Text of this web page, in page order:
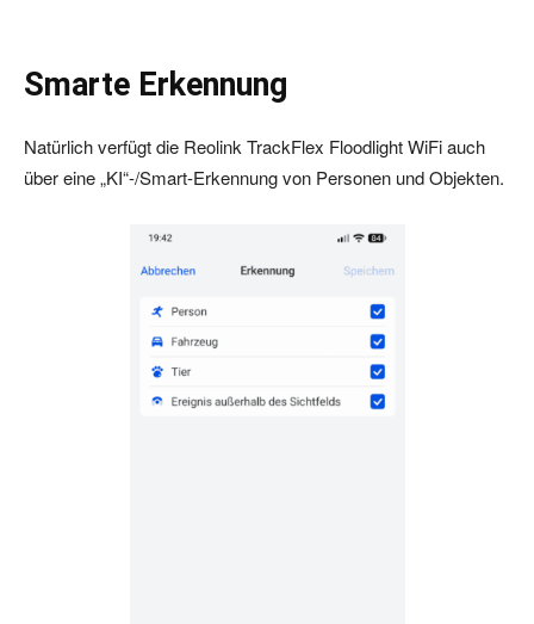
Smarte Erkennung
Natürlich verfügt die Reolink TrackFlex Floodlight WiFi auch
über eine „KI“-/Smart-Erkennung von Personen und Objekten.